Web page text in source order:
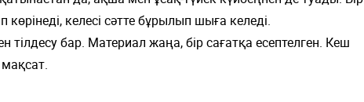
келесі сәтте бұрылып шыға келеді.
тілдесу бар. Материал жаңа, бір сағатқа есептелген. Кеш